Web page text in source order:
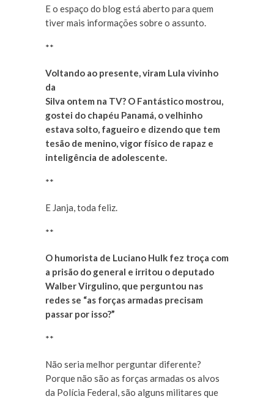
E o espaço do blog está aberto para quem
tiver mais informações sobre o assunto.
**
Voltando ao presente, viram Lula vivinho
da
Silva ontem na TV? O Fantástico mostrou,
gostei do chapéu Panamá, o velhinho
estava solto, fagueiro e dizendo que tem
tesão de menino, vigor físico de rapaz e
inteligência de adolescente.
**
E Janja, toda feliz.
**
O humorista de Luciano Hulk fez troça com
a prisão do general e irritou o deputado
Walber Virgulino, que perguntou nas
redes se “as forças armadas precisam
passar por isso?”
**
Não seria melhor perguntar diferente?
Porque não são as forças armadas os alvos
da Polícia Federal, são alguns militares que